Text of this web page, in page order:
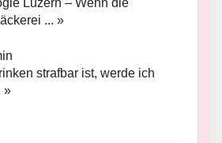
Luzern – Wenn die
... »
strafbar ist, werde ich
»